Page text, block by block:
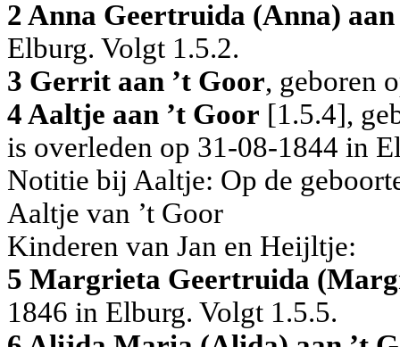
2 Anna Geertruida (Anna)
Elburg. Volgt 1.5.2.
3 Gerrit aan ’t Goor, geboren
4 Aaltje aan ’t Goor [1.5.4],
is overleden op 31-08-1844 in
Notitie bij Aaltje: Op de
Aaltje van ’t Goor
Kinderen van Jan en Heijltje:
5 Margrieta Geertruida
1846 in Elburg. Volgt 1.5.5.